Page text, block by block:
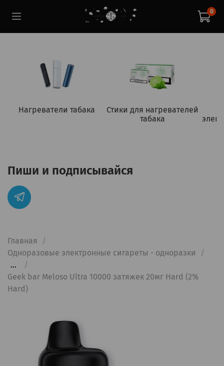
0
Нагреватели табака
Стики для нагревателей
табака
Главная
Одноразовые электронные сигареты - одноразки
...
Geek bar Meloso Ultra 10000 затяжек 20мг Hard (2%
Hard)
Пиши и подписывайся